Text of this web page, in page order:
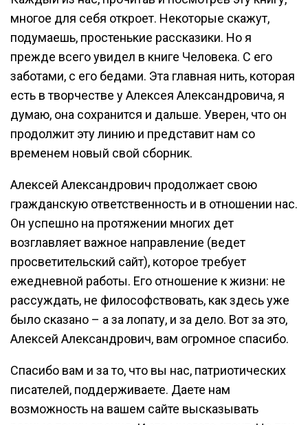
многое для себя откроет. Некоторые скажут,
подумаешь, простенькие рассказики. Но я
прежде всего увидел в книге Человека. С его
заботами, с его бедами. Эта главная нить, которая
есть в творчестве у Алексея Александровича, я
думаю, она сохранится и дальше. Уверен, что он
продолжит эту линию и представит нам со
временем новый свой сборник.
Алексей Александрович продолжает свою
гражданскую ответственность и в отношении нас.
Он успешно на протяжении многих дет
возглавляет важное направление (ведет
просветительский сайт), которое требует
ежедневной работы. Его отношение к жизни: не
рассуждать, не философствовать, как здесь уже
было сказано – а за лопату, и за дело. Вот за это,
Алексей Александрович, вам огромное спасибо.
Спасибо вам и за то, что вы нас, патриотических
писателей, поддерживаете. Даете нам
возможность на вашем сайте высказывать